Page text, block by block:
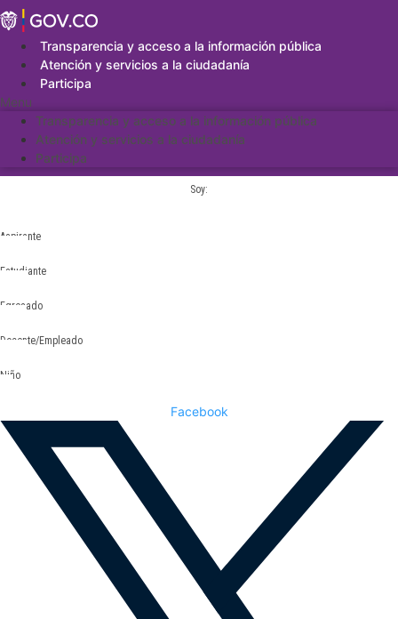
Saltar
al
contenidoTransparencia y acceso a la información pública
Atención y servicios a la ciudadanía
Participa
Menu
Transparencia y acceso a la información pública
Atención y servicios a la ciudadanía
Participa
Soy:
Aspirante
Estudiante
Egresado
Docente/Empleado
Niño
Facebook